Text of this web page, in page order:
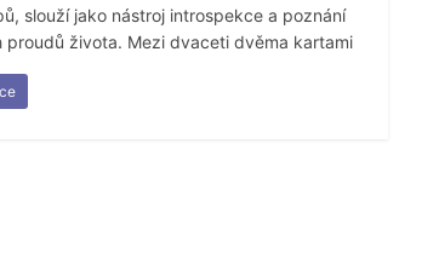
slouží jako nástroj introspekce a poznání
proudů života. Mezi dvaceti dvěma kartami